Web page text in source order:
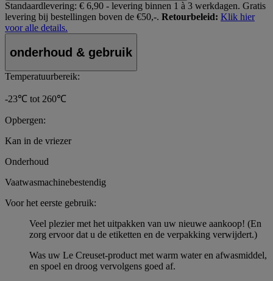
Standaardlevering: € 6,90 - levering binnen 1 à 3 werkdagen. Gratis
levering bij bestellingen boven de €50,-. Retourbeleid: Klik hier
voor alle details.
onderhoud & gebruik
Temperatuurbereik:
-23℃ tot 260℃
Opbergen:
Kan in de vriezer
Onderhoud
Vaatwasmachinebestendig
Voor het eerste gebruik:
Veel plezier met het uitpakken van uw nieuwe aankoop! (En
zorg ervoor dat u de etiketten en de verpakking verwijdert.)
Was uw Le Creuset-product met warm water en afwasmiddel,
en spoel en droog vervolgens goed af.